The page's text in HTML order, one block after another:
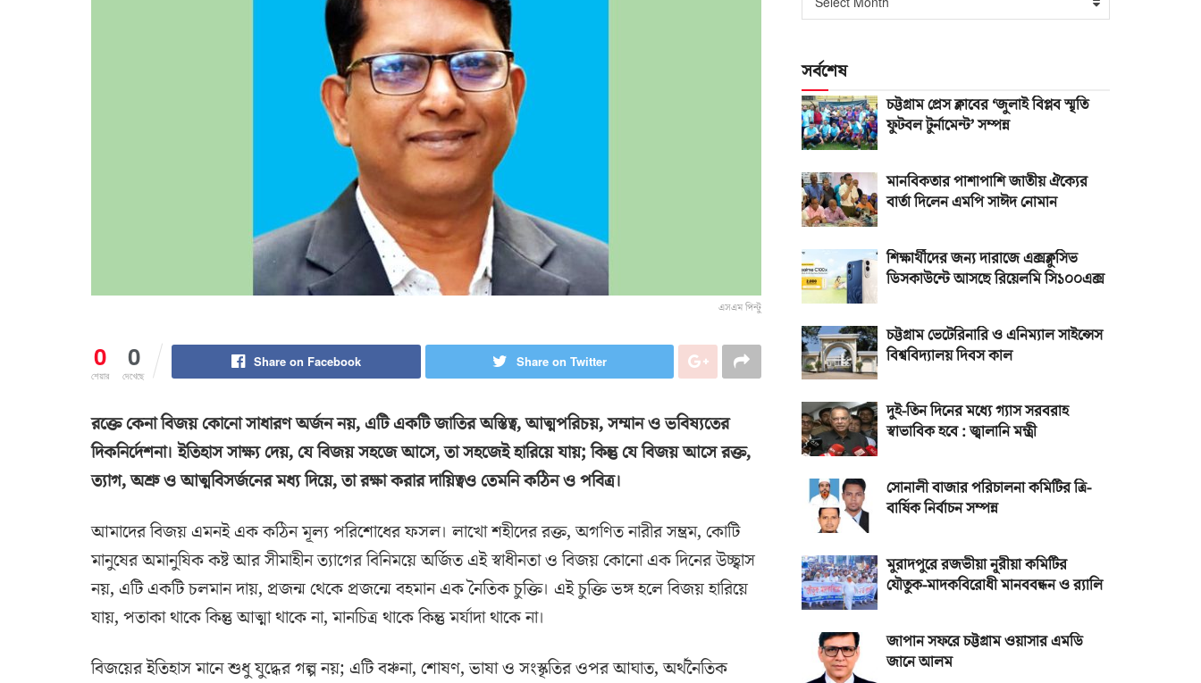
এসএম পিন্টু
0
শেয়ার
0
দেখেছে
Share on Facebook Share on Twitter
রক্তে কেনা বিজয় কোনো সাধারণ অর্জন নয়, এটি একটি জাতির অস্তিত্ব, আত্মপরিচয়, সম্মান ও ভবিষ্যতের
দিকনির্দেশনা। ইতিহাস সাক্ষ্য দেয়, যে বিজয় সহজে আসে, তা সহজেই হারিয়ে যায়; কিন্তু যে বিজয় আসে রক্ত,
ত্যাগ, অশ্রু ও আত্মবিসর্জনের মধ্য দিয়ে, তা রক্ষা করার দায়িত্বও তেমনি কঠিন ও পবিত্র।
আমাদের বিজয় এমনই এক কঠিন মূল্য পরিশোধের ফসল। লাখো শহীদের রক্ত, অগণিত নারীর সম্ভ্রম, কোটি
মানুষের অমানুষিক কষ্ট আর সীমাহীন ত্যাগের বিনিময়ে অর্জিত এই স্বাধীনতা ও বিজয় কোনো এক দিনের উচ্ছ্বাস
নয়, এটি একটি চলমান দায়, প্রজন্ম থেকে প্রজন্মে বহমান এক নৈতিক চুক্তি। এই চুক্তি ভঙ্গ হলে বিজয় হারিয়ে
যায়, পতাকা থাকে কিন্তু আত্মা থাকে না, মানচিত্র থাকে কিন্তু মর্যাদা থাকে না।
বিজয়ের ইতিহাস মানে শুধু যুদ্ধের গল্প নয়; এটি বঞ্চনা, শোষণ, ভাষা ও সংস্কৃতির ওপর আঘাত, অর্থনৈতিক
সংখ্যা
সর্বশেষ
চট্টগ্রাম প্রেস ক্লাবের ‘জুলাই বিপ্লব স্মৃতি
ফুটবল টুর্নামেন্ট’ সম্পন্ন
মানবিকতার পাশাপাশি জাতীয় ঐক্যের
বার্তা দিলেন এমপি সাঈদ নোমান
শিক্ষার্থীদের জন্য দারাজে এক্সক্লুসিভ
ডিসকাউন্টে আসছে রিয়েলমি সি১০০এক্স
চট্টগ্রাম ভেটেরিনারি ও এনিম্যাল সাইন্সেস
বিশ্ববিদ্যালয় দিবস কাল
দুই-তিন দিনের মধ্যে গ্যাস সরবরাহ
স্বাভাবিক হবে : জ্বালানি মন্ত্রী
সোনালী বাজার পরিচালনা কমিটির ত্রি-
বার্ষিক নির্বাচন সম্পন্ন
মুরাদপুরে রজভীয়া নূরীয়া কমিটির
যৌতুক-মাদকবিরোধী মানববন্ধন ও র‌্যালি
জাপান সফরে চট্টগ্রাম ওয়াসার এমডি
জানে আলম